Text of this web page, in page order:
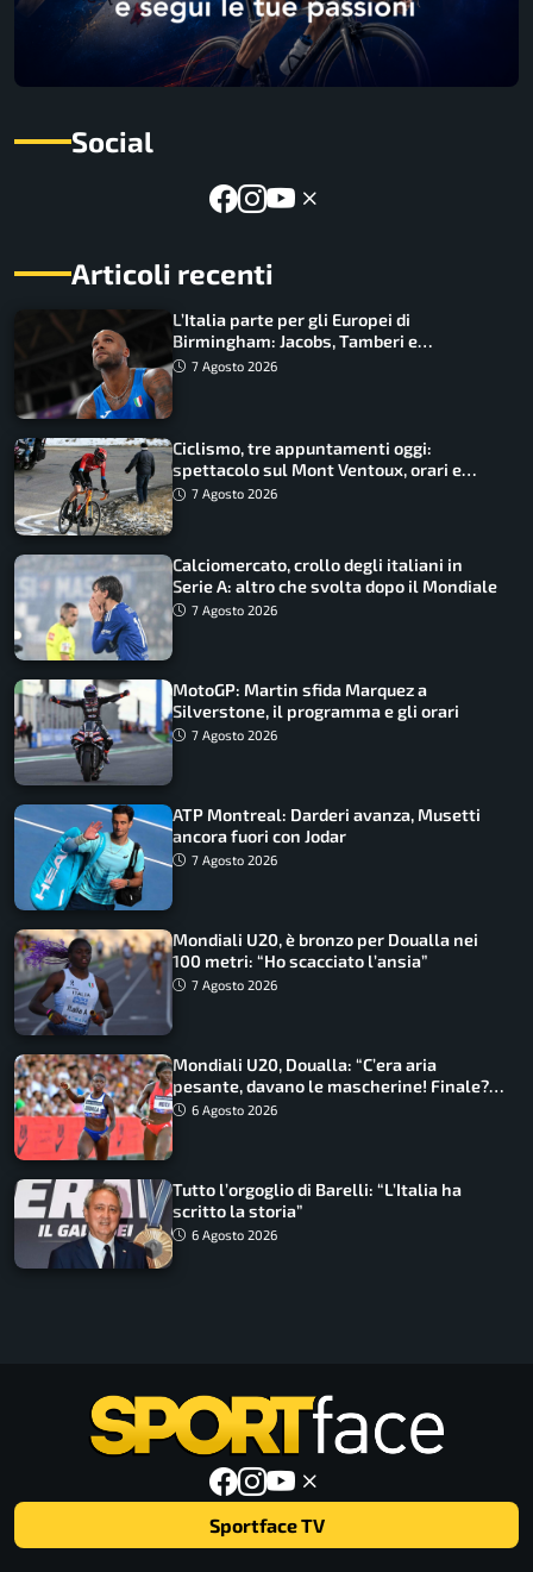
Social
Articoli recenti
L’Italia parte per gli Europei di
Birmingham: Jacobs, Tamberi e
Battocletti guidano una spedizione
7 Agosto 2026
Ciclismo, tre appuntamenti oggi:
spettacolo sul Mont Ventoux, orari e
come vederli
7 Agosto 2026
Calciomercato, crollo degli italiani in
Serie A: altro che svolta dopo il Mondiale
7 Agosto 2026
MotoGP: Martin sfida Marquez a
Silverstone, il programma e gli orari
7 Agosto 2026
ATP Montreal: Darderi avanza, Musetti
ancora fuori con Jodar
7 Agosto 2026
Mondiali U20, è bronzo per Doualla nei
100 metri: “Ho scacciato l’ansia”
7 Agosto 2026
Mondiali U20, Doualla: “C’era aria
pesante, davano le mascherine! Finale?
Non ho nulla da perdere”
6 Agosto 2026
Tutto l’orgoglio di Barelli: “L’Italia ha
scritto la storia”
6 Agosto 2026
Sportface TV